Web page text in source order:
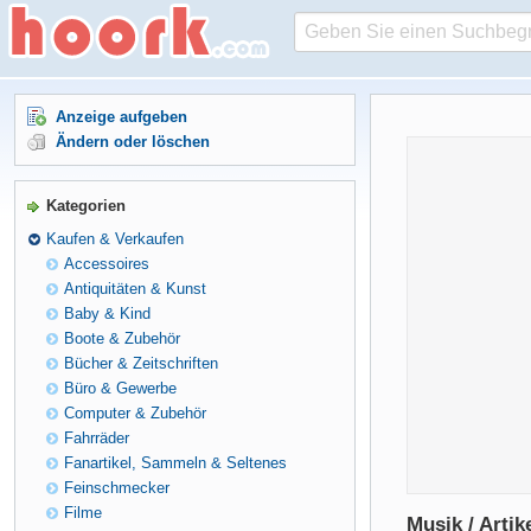
Musik /
Anzeige aufgeben
Ändern oder löschen
Kategorien
Kaufen & Verkaufen
Accessoires
Antiquitäten & Kunst
Baby & Kind
Boote & Zubehör
Bücher & Zeitschriften
Büro & Gewerbe
Computer & Zubehör
Fahrräder
Fanartikel, Sammeln & Seltenes
Feinschmecker
Filme